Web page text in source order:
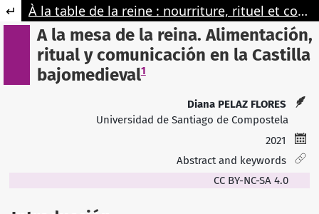
Retourner aux informations sur l'article À la table de la reine : nourriture, rituel et communication dans la Castille de la fin du Moyen Âge